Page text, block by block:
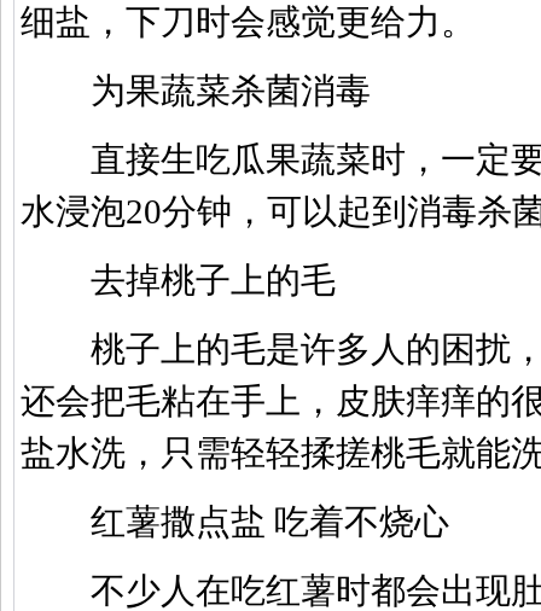
细盐，下刀时会感觉更给力。
为果蔬菜杀菌消毒
直接生吃瓜果蔬菜时，一定
水浸泡20分钟，可以起到消毒杀
去掉桃子上的毛
桃子上的毛是许多人的困扰
还会把毛粘在手上，皮肤痒痒的
盐水洗，只需轻轻揉搓桃毛就能
红薯撒点盐 吃着不烧心
不少人在吃红薯时都会出现